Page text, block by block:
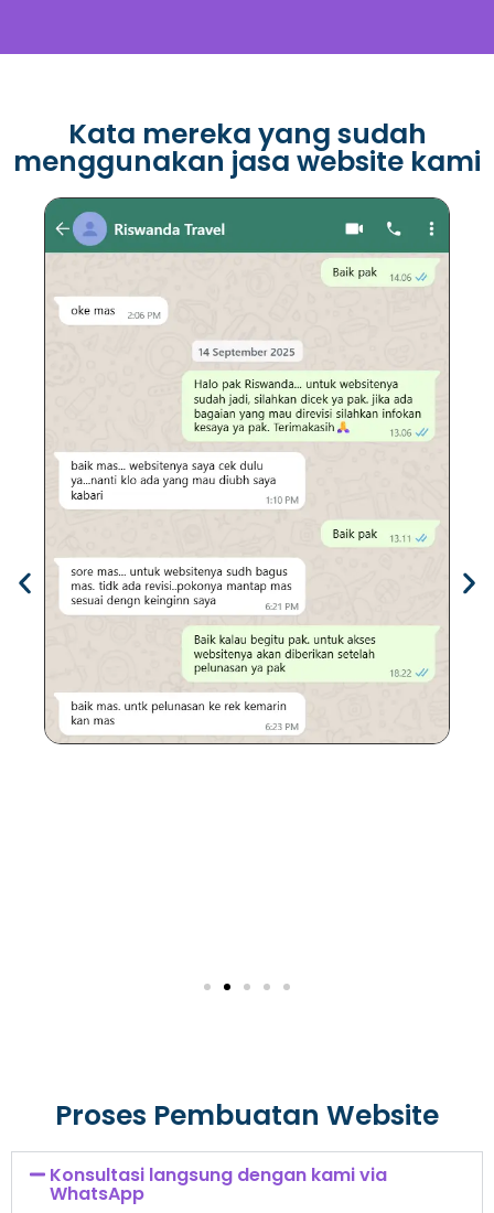
Kata mereka yang sudah
menggunakan jasa website kami
Proses Pembuatan Website
Konsultasi langsung dengan kami via
WhatsApp